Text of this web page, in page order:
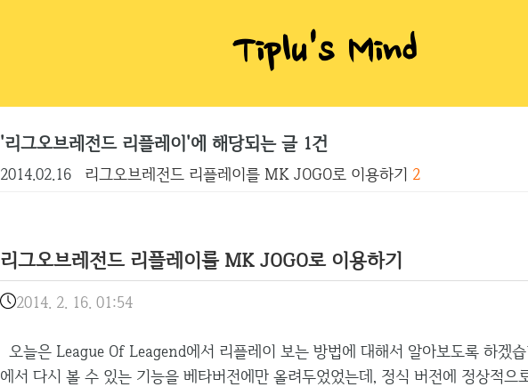
Tiplu's Mind
'리그오브레전드 리플레이'에 해당되는 글 1건
2014.02.16 리그오브레전드 리플레이를 MK JOGO로 이용하기 2
리그오브레전드 리플레이를 MK JOGO로 이용하기
2014. 2. 16. 01:54
오늘은 League Of Leagend에서 리플레이 보는 방법에 대해서 알아보도록 하겠
에서 다시 볼 수 있는 기능을 베타버전에만 올려두었었는데, 정식 버전에 정상적으